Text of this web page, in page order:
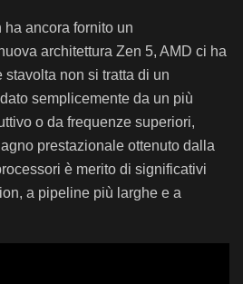
ha ancora fornito un
architettura Zen 5, AMD ci ha
non si tratta di un
semplicemente da un più
o da frequenze superiori,
prestazionale ottenuto dalla
è merito di significativi
a pipeline più larghe e a